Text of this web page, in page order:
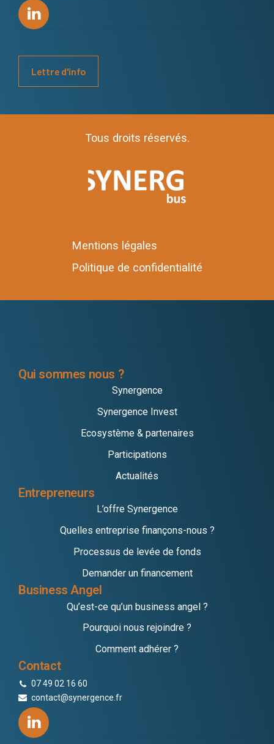
Lettre d'info
Tous droits réservés.
Mentions légales
Politique de confidentialité
Qui sommes nous ?
Synergence
Synergence Invest
Ecosystème & partenaires
Participations
Actualités
Entrepreneurs
L’offre Synergence
Quelles entreprise finançons-nous ?
Processus de levée de fonds
Demander un financement
Business Angel
Qu’est-ce qu’un business angel ?
Pourquoi nous rejoindre ?
Comment adhérer ?
Contact
07 49 02 16 60
contact@synergence.fr